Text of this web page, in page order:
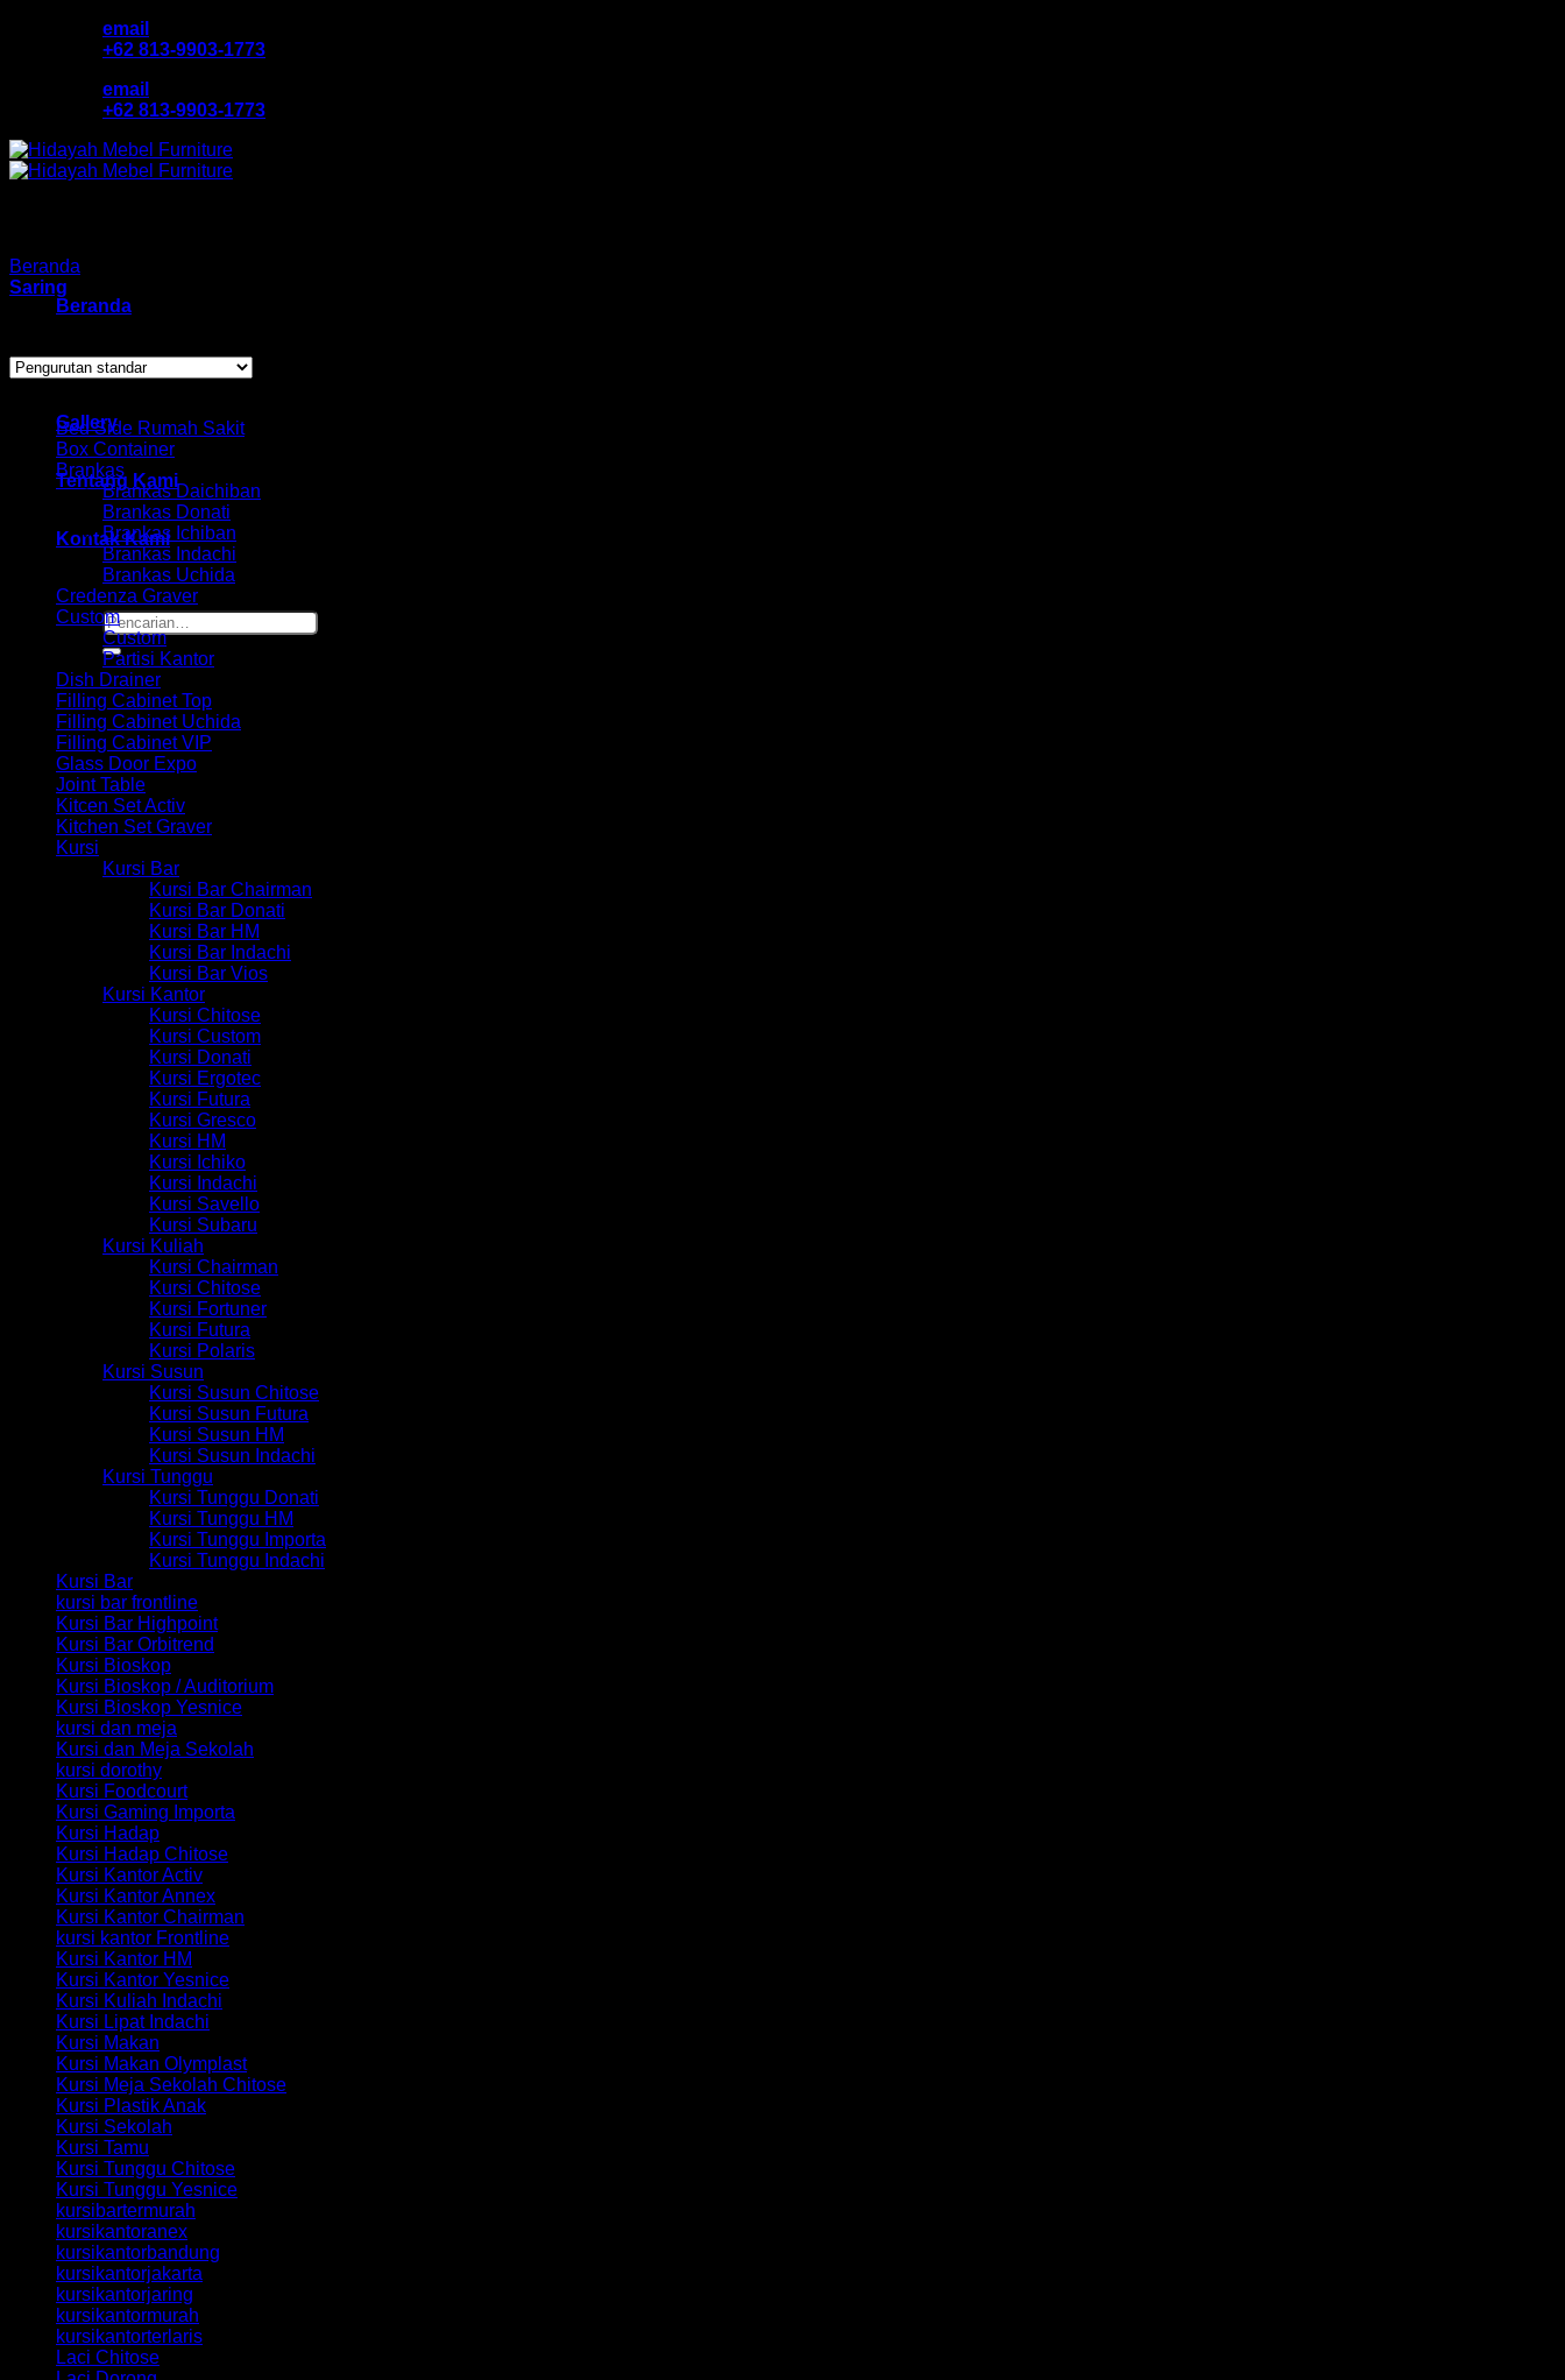
email
+62 813-9903-1773
email
+62 813-9903-1773
Beranda
Katalog Produk
Gallery
Tentang Kami
Kontak Kami
Pencarian
untuk:
Beranda
Saring
Bed Side Rumah Sakit
Box Container
Brankas
Brankas Daichiban
Brankas Donati
Brankas Ichiban
Brankas Indachi
Brankas Uchida
Credenza Graver
Custom
Custom
Partisi Kantor
Dish Drainer
Filling Cabinet Top
Filling Cabinet Uchida
Filling Cabinet VIP
Glass Door Expo
Joint Table
Kitcen Set Activ
Kitchen Set Graver
Kursi
Kursi Bar
Kursi Bar Chairman
Kursi Bar Donati
Kursi Bar HM
Kursi Bar Indachi
Kursi Bar Vios
Kursi Kantor
Kursi Chitose
Kursi Custom
Kursi Donati
Kursi Ergotec
Kursi Futura
Kursi Gresco
Kursi HM
Kursi Ichiko
Kursi Indachi
Kursi Savello
Kursi Subaru
Kursi Kuliah
Kursi Chairman
Kursi Chitose
Kursi Fortuner
Kursi Futura
Kursi Polaris
Kursi Susun
Kursi Susun Chitose
Kursi Susun Futura
Kursi Susun HM
Kursi Susun Indachi
Kursi Tunggu
Kursi Tunggu Donati
Kursi Tunggu HM
Kursi Tunggu Importa
Kursi Tunggu Indachi
Kursi Bar
kursi bar frontline
Kursi Bar Highpoint
Kursi Bar Orbitrend
Kursi Bioskop
Kursi Bioskop / Auditorium
Kursi Bioskop Yesnice
kursi dan meja
Kursi dan Meja Sekolah
kursi dorothy
Kursi Foodcourt
Kursi Gaming Importa
Kursi Hadap
Kursi Hadap Chitose
Kursi Kantor Activ
Kursi Kantor Annex
Kursi Kantor Chairman
kursi kantor Frontline
Kursi Kantor HM
Kursi Kantor Yesnice
Kursi Kuliah Indachi
Kursi Lipat Indachi
Kursi Makan
Kursi Makan Olymplast
Kursi Meja Sekolah Chitose
Kursi Plastik Anak
Kursi Sekolah
Kursi Tamu
Kursi Tunggu Chitose
Kursi Tunggu Yesnice
kursibartermurah
kursikantoranex
kursikantorbandung
kursikantorjakarta
kursikantorjaring
kursikantormurah
kursikantorterlaris
Laci Chitose